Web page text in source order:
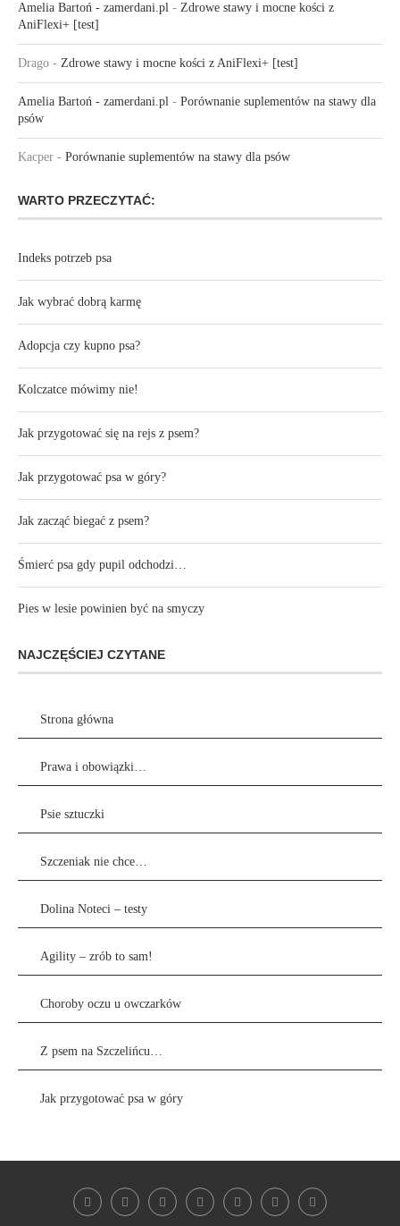
Amelia Bartoń - zamerdani.pl - Zdrowe stawy i mocne kości z
AniFlexi+ [test]
Drago - Zdrowe stawy i mocne kości z AniFlexi+ [test]
Amelia Bartoń - zamerdani.pl - Porównanie suplementów na stawy dla
psów
Kacper - Porównanie suplementów na stawy dla psów
WARTO PRZECZYTAĆ:
Indeks potrzeb psa
Jak wybrać dobrą karmę
Adopcja czy kupno psa?
Kolczatce mówimy nie!
Jak przygotować się na rejs z psem?
Jak przygotować psa w góry?
Jak zacząć biegać z psem?
Śmierć psa gdy pupil odchodzi…
Pies w lesie powinien być na smyczy
NAJCZĘŚCIEJ CZYTANE
Strona główna
Prawa i obowiązki…
Psie sztuczki
Szczeniak nie chce…
Dolina Noteci – testy
Agility – zrób to sam!
Choroby oczu u owczarków
Z psem na Szczelińcu…
Jak przygotować psa w góry